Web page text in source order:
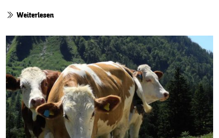
Weiterlesen